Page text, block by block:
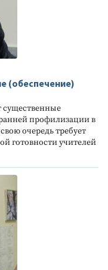
(обеспечение)
существенные
профилизации в
очередь требует
готовности учителей